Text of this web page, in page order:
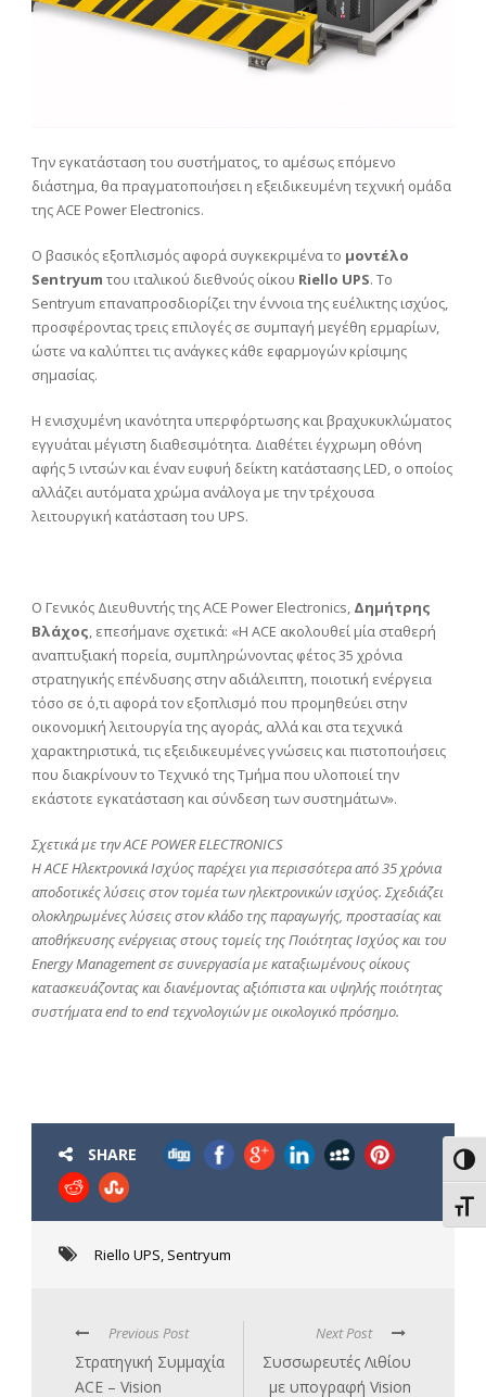
Την εγκατάσταση του συστήματος, το αμέσως επόμενο
διάστημα, θα πραγματοποιήσει η εξειδικευμένη τεχνική ομάδα
της ACE Power Electronics.
Ο βασικός εξοπλισμός αφορά συγκεκριμένα το μοντέλο
Sentryum του ιταλικού διεθνούς οίκου Riello UPS. Το
Sentryum επαναπροσδιορίζει την έννοια της ευέλικτης ισχύος,
προσφέροντας τρεις επιλογές σε συμπαγή μεγέθη ερμαρίων,
ώστε να καλύπτει τις ανάγκες κάθε εφαρμογών κρίσιμης
σημασίας.
Η ενισχυμένη ικανότητα υπερφόρτωσης και βραχυκυκλώματος
εγγυάται μέγιστη διαθεσιμότητα. Διαθέτει έγχρωμη οθόνη
αφής 5 ιντσών και έναν ευφυή δείκτη κατάστασης LED, ο οποίος
αλλάζει αυτόματα χρώμα ανάλογα με την τρέχουσα
λειτουργική κατάσταση του UPS.
Ο Γενικός Διευθυντής της ACE Power Electronics, Δημήτρης
Βλάχος, επεσήμανε σχετικά: «Η ACE ακολουθεί μία σταθερή
αναπτυξιακή πορεία, συμπληρώνοντας φέτος 35 χρόνια
στρατηγικής επένδυσης στην αδιάλειπτη, ποιοτική ενέργεια
τόσο σε ό,τι αφορά τον εξοπλισμό που προμηθεύει στην
οικονομική λειτουργία της αγοράς, αλλά και στα τεχνικά
χαρακτηριστικά, τις εξειδικευμένες γνώσεις και πιστοποιήσεις
που διακρίνουν το Τεχνικό της Τμήμα που υλοποιεί την
εκάστοτε εγκατάσταση και σύνδεση των συστημάτων».
Σχετικά με την ACE POWER ELECTRONICS
H ACE Ηλεκτρονικά Ισχύος παρέχει για περισσότερα από 35 χρόνια
αποδοτικές λύσεις στον τομέα των ηλεκτρονικών ισχύος. Σχεδιάζει
ολοκληρωμένες λύσεις στον κλάδο της παραγωγής, προστασίας και
αποθήκευσης ενέργειας στους τομείς της Ποιότητας Ισχύος και του
Energy Management σε συνεργασία με καταξιωμένους οίκους
κατασκευάζοντας και διανέμοντας αξιόπιστα και υψηλής ποιότητας
συστήματα end to end τεχνολογιών με οικολογικό πρόσημο.
SHARE
Riello UPS, Sentryum
Previous Post
Στρατηγική Συμμαχία
ACE – Vision
Next Post
Συσσωρευτές Λιθίου
με υπογραφή Vision